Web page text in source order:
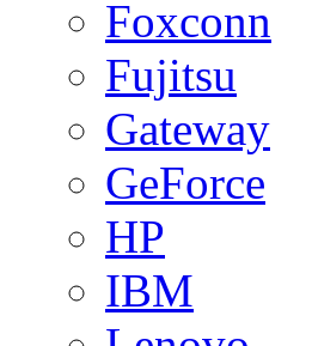
Foxconn
Fujitsu
Gateway
GeForce
HP
IBM